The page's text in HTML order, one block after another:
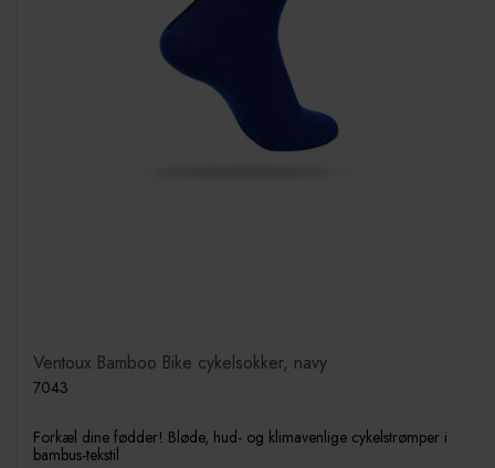
Ventoux Bamboo Bike cykelsokker, navy
7043
Forkæl dine fødder! Bløde, hud- og klimavenlige cykelstrømper i
bambus-tekstil